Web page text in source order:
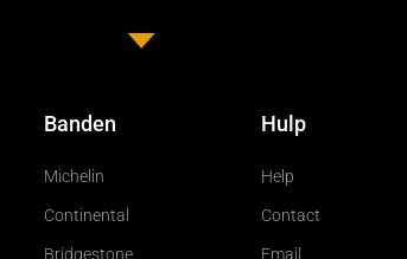
Banden
Michelin
Continental
Bridgestone
Hulp
Help
Contact
Email